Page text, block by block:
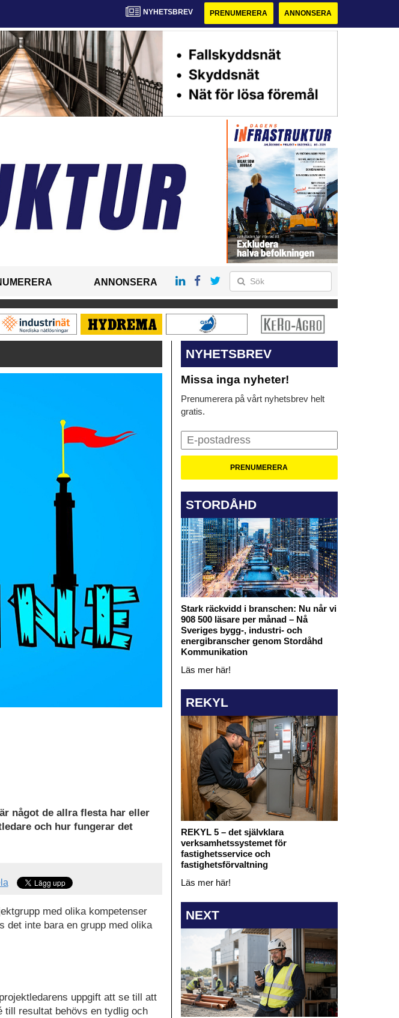
NYHETSBREV PRENUMERERA ANNONSERA
ANNONSERA
något de allra flesta har eller
och hur fungerar det
med olika kompetenser
det inte bara en grupp med olika
uppgift att se till att
till resultat behövs en tydlig och
NYHETSBREV
Missa inga nyheter!
Prenumerera på vårt nyhetsbrev helt
gratis.
STORDÅHD
Stark räckvidd i branschen: Nu når vi
908 500 läsare per månad – Nå
Sveriges bygg-, industri- och
energibranscher genom Stordåhd
Kommunikation
Läs mer här!
REKYL
REKYL 5 – det självklara
verksamhetssystemet för
fastighetsservice och
fastighetsförvaltning
Läs mer här!
NEXT